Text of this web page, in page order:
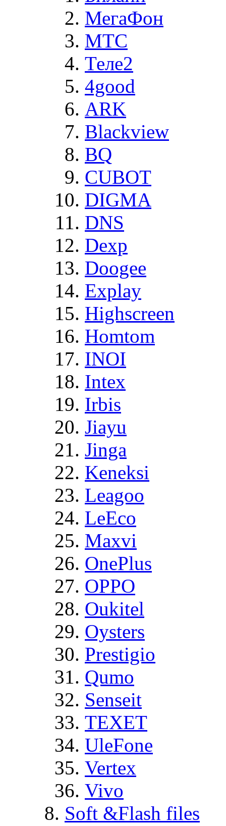
МегаФон
MTC
Теле2
4good
ARK
Blackview
BQ
CUBOT
DIGMA
DNS
Dexp
Doogee
Explay
Highscreen
Homtom
INOI
Intex
Irbis
Jiayu
Jinga
Keneksi
Leagoo
LeEco
Maxvi
OnePlus
OPPO
Oukitel
Oysters
Prestigio
Qumo
Senseit
TEXET
UleFone
Vertex
Vivo
Soft &Flash files